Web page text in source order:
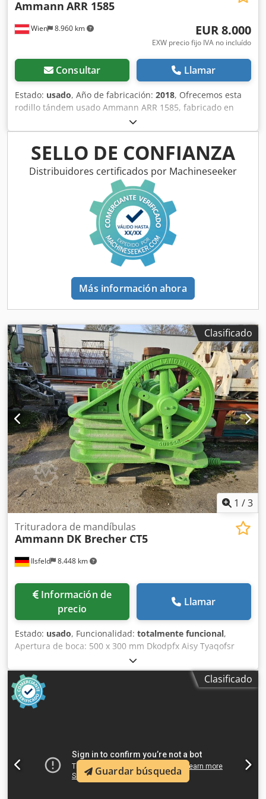
Wien 8.960 km
Ammann ARR 1585
EUR 8.000
EXW precio fijo IVA no incluído
Consultar Llamar
Estado: usado, Año de fabricación: 2018, Ofrecemos esta
rodillo tándem usado Ammann ARR 1585, fabricado en
2018. Tipo: ARR 1585 Número de serie: 558D063 Peso en
funcionamiento: 1.395 kg Dodpfxszddcpe Aifjkr Peso
máximo: 1.405 kg Potencia nominal: 13,2 kW Año de
fabricación: 2018 Si tiene alguna pregunta o necesita más
información, no dude en enviarnos un mensaje o
SELLO DE CONFIANZA
Distribuidores certificados por Machineseeker
Más información ahora
Clasificado
1 /3
Ilsfeld 8.448 km
Trituradora de mandíbulas
Ammann DK Brecher CT5
Información de
precio
Llamar
Estado: usado, Funcionalidad: totalmente funcional,
Apertura de boca: 500 x 300 mm Dkodpfx Aisy Tyaqofsr
Abertura de separación: 30 - 80 mm Peso: 6.100 kg
Requisito de potencia: 22 kW La máquina ha sido
completamente reacondicionada en el taller, equipada con
nuevas mandíbulas de trituración y nuevas cuñas
laterales.
Clasificado
Guardar búsqueda